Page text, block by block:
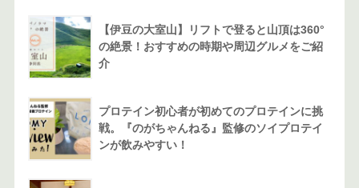
【伊豆の大室山】リフトで登ると山頂は360°
の絶景！おすすめの時期や周辺グルメをご紹
介
プロテイン初心者が初めてのプロテインに挑
戦。『のがちゃんねる』監修のソイプロテイ
ンが飲みやすい！